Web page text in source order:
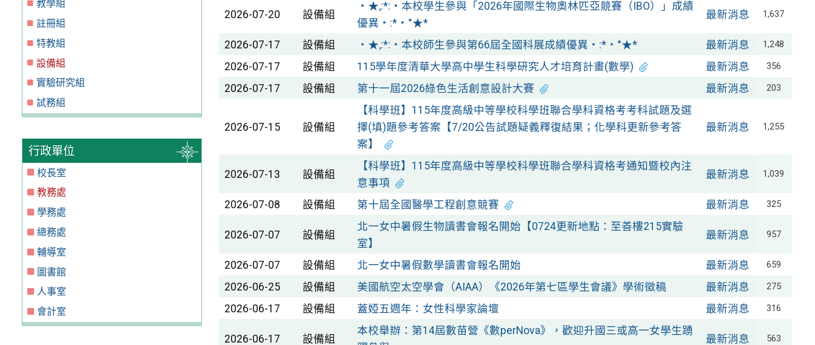
教學組
註冊組
特教組
設備組
實驗研究組
試務組
行政單位
校長室
教務處
學務處
總務處
輔導室
圖書館
人事室
會計室
2026-07-20 設備組
‧★,:*:‧本校學生參與「2026年國際生物奧林匹亞競賽（IBO）」成績
優異‧:*‧°★*
最新消息 1,637
2026-07-17 設備組 ‧★,:*:‧本校師生參與第66屆全國科展成績優異‧:*‧°★* 最新消息 1,248
2026-07-17 設備組 115學年度清華大學高中學生科學研究人才培育計畫(數學) 最新消息 356
2026-07-17 設備組 第十一屆2026綠色生活創意設計大賽 最新消息 203
2026-07-15 設備組
【科學班】115年度高級中等學校科學班聯合學科資格考考科試題及選
擇(填)題參考答案【7/20公告試題疑義釋復結果；化學科更新參考答
案】
最新消息 1,255
2026-07-13 設備組
【科學班】115年度高級中等學校科學班聯合學科資格考通知暨校內注
意事項
最新消息 1,039
2026-07-08 設備組 第十屆全國醫學工程創意競賽 最新消息 325
2026-07-07 設備組
北一女中暑假生物讀書會報名開始【0724更新地點：至善樓215實驗
室】
最新消息 957
2026-07-07 設備組 北一女中暑假數學讀書會報名開始 最新消息 659
2026-06-25 設備組 美國航空太空學會（AIAA）《2026年第七區學生會議》學術徵稿 最新消息 275
2026-06-17 設備組 蓋婭五週年：女性科學家論壇 最新消息 316
2026-06-17 設備組
本校舉辦：第14屆數苗營《數perNova》，歡迎升國三或高一女學生踴
最新消息 563